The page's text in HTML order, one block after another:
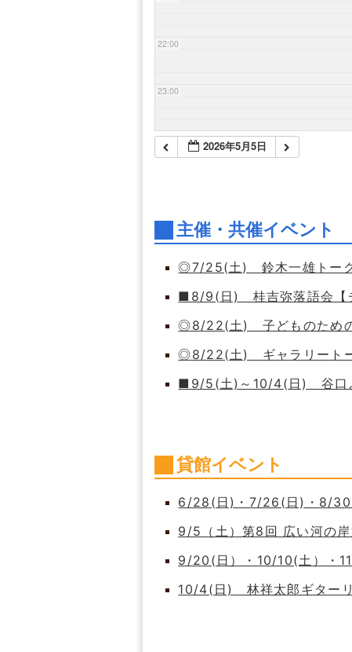
22:00
23:00
2026年5月5日
主催・共催イベント
◎7/25(土) 鈴木一雄トーク
■8/9(日) 桂吉弥落語会【
◎8/22(土) 子どものための
◎8/22(土) ギャラリート
■9/5(土)～10/4(日) 谷口よ
貸館イベント
6/28(日)・7/26(日)・8/
9/5（土）第8回 広い河の岸
9/20(日）・10/10(土）・
10/4(日) 林祥太郎ギターリ